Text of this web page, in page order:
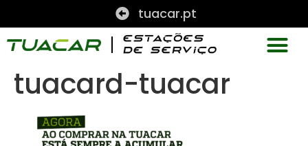
tuacar.pt
tuacard-tuacar